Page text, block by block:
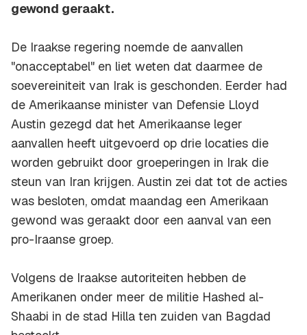
gewond geraakt.
De Iraakse regering noemde de aanvallen
"onacceptabel" en liet weten dat daarmee de
soevereiniteit van Irak is geschonden. Eerder had
de Amerikaanse minister van Defensie Lloyd
Austin gezegd dat het Amerikaanse leger
aanvallen heeft uitgevoerd op drie locaties die
worden gebruikt door groeperingen in Irak die
steun van Iran krijgen. Austin zei dat tot de acties
was besloten, omdat maandag een Amerikaan
gewond was geraakt door een aanval van een
pro-Iraanse groep.
Volgens de Iraakse autoriteiten hebben de
Amerikanen onder meer de militie Hashed al-
Shaabi in de stad Hilla ten zuiden van Bagdad